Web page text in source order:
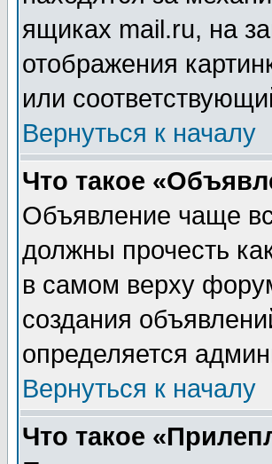
ящиках mail.ru, на
отображения
или
Вернуться к началу
Что такое
Объявление чаще
должны прочесть
в самом верху
создания
определяется
Вернуться к началу
Что такое